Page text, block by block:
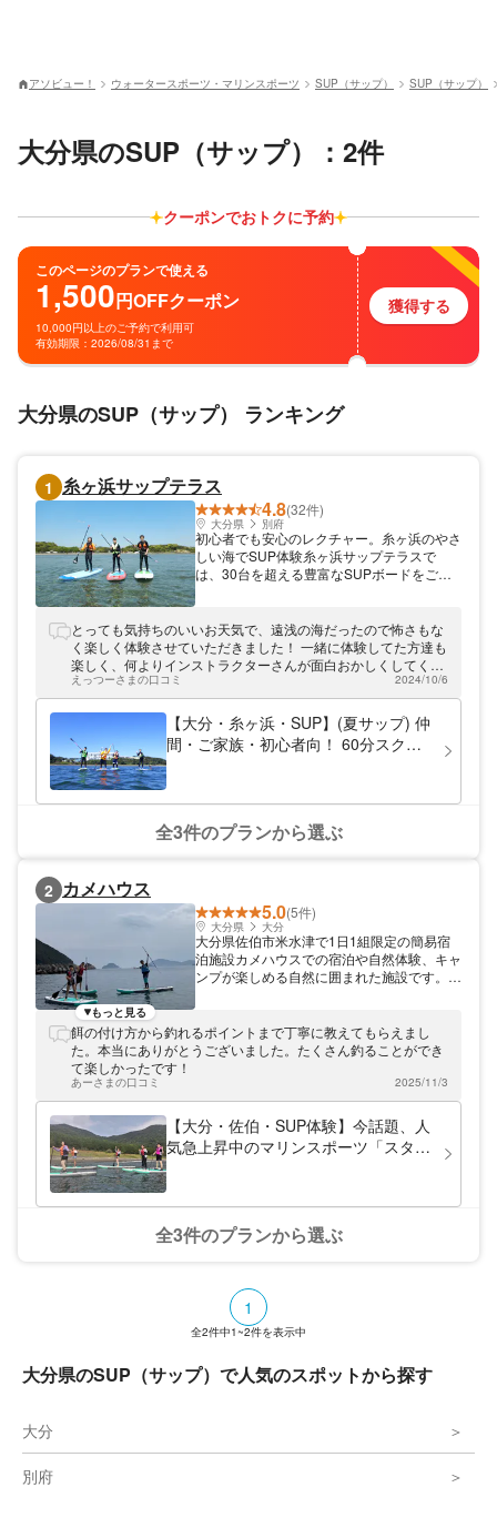
アソビュー！ ウォータースポーツ・マリンスポーツ SUP（サップ） SUP（サップ）
大分県のSUP（サップ）：2件
クーポンでおトクに予約
このページのプランで使える
1,500円OFFクーポン
10,000円以上のご予約で利用可
有効期限：2026/08/31まで
獲得する
大分県のSUP（サップ） ランキング
1 糸ヶ浜サップテラス
4.8(32件)
大分県 別府
初心者でも安心のレクチャー。糸ヶ浜のやさ
しい海でSUP体験糸ヶ浜サップテラスで
は、30台を超える豊富なSUPボードをご用
とんどの場所で足が届きます。底がほとんど
砂地なので、初めて野方・お子様でも安心し
てご利用いただけます。
とっても気持ちのいいお天気で、遠浅の海だったので怖さもな
く楽しく体験させていただきました！ 一緒に体験してた方達も
楽しく、何よりインストラクターさんが面白おかしくしてくれ
るのでずーっと笑ってました。 立って前に進むことができた時
はとっても嬉しかったです。 また、体験したいと思います！
えっつーさまの口コミ 2024/10/6
【大分・糸ヶ浜・SUP】(夏サップ) 仲
間・ご家族・初心者向！ 60分スクー
全3件のプランから選ぶ
2 カメハウス
5.0(5件)
大分県 大分
大分県佐伯市米水津で1日1組限定の簡易宿
泊施設カメハウスでの宿泊や自然体験、キャ
ンプが楽しめる自然に囲まれた施設です。
たくさんの動物たちも暮らしています。ウミ
ガメも暮らす美しい海が広がる間越（はざ
モットーに、生き物や自然環境を身近に感
じ、新しい気づきや発見のある場を提供した
いと考えています。 どなたでも気軽にご利
用できますので、ぜひ足をお運びください。
もっと見る
餌の付け方から釣れるポイントまで丁寧に教えてもらえまし
た。本当にありがとうございました。たくさん釣ることができ
て楽しかったです！
あーさまの口コミ 2025/11/3
【大分・佐伯・SUP体験】今話題、人
気急上昇中のマリンスポーツ「スタン
でも体験できます！
全3件のプランから選ぶ
1
全2件中1~2件を表示中
大分県のSUP（サップ）で人気のスポットから探す
大分
別府